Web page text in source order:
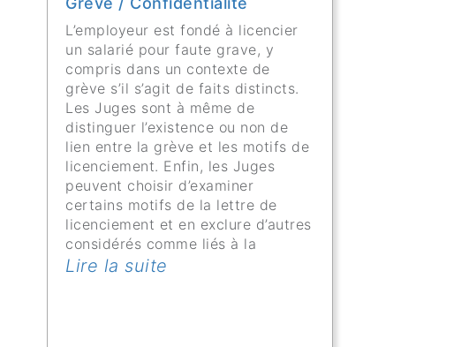
L’employeur est fondé à licencier
un salarié pour faute grave, y
compris dans un contexte de
grève s’il s’agit de faits distincts.
Les Juges sont à même de
distinguer l’existence ou non de
lien entre la grève et les motifs de
licenciement. Enfin, les Juges
peuvent choisir d’examiner
certains motifs de la lettre de
licenciement et en exclure d’autres
considérés comme liés à la
Lire la suite